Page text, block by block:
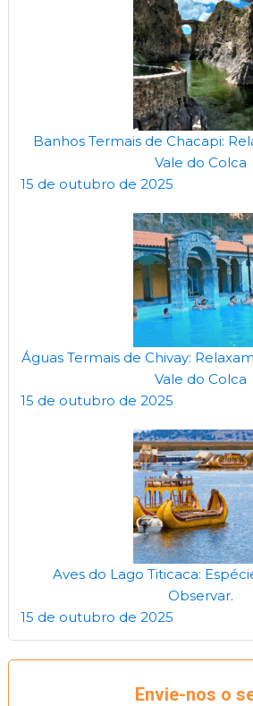
Banhos Termais de Chacapi:
Vale do Colca
15 de outubro de 2025
Águas Termais de Chivay:
Vale do Colca
15 de outubro de 2025
Aves do Lago Titicaca:
Observar.
15 de outubro de 2025
Envie-nos o